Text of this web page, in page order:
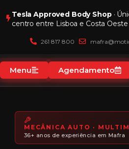
Tesla Approved Body Shop·
centro entre Lisboa e Costa Oeste
261 817 800
Menu Agendamento
MECÂNICA AUTO ·
36+ anos de experiência em Mafra